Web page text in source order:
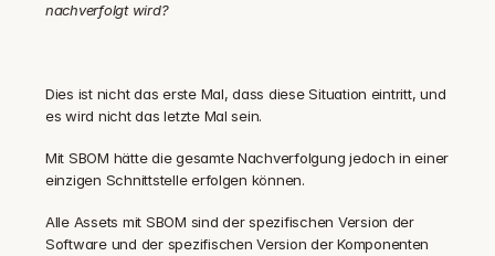
nachverfolgt wird?
Dies ist nicht das erste Mal, dass diese Situation eintritt, und
es wird nicht das letzte Mal sein.
Mit SBOM hätte die gesamte Nachverfolgung jedoch in einer
einzigen Schnittstelle erfolgen können.
Alle Assets mit SBOM sind der spezifischen Version der
Software und der spezifischen Version der Komponenten